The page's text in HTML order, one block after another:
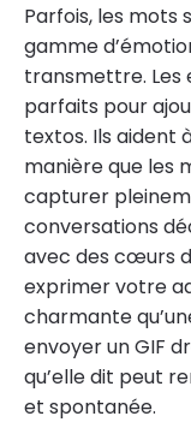
Parfois, les mots
gamme
transmettre. Les
parfaits pour
textos. Ils aident
manière que les
capturer
conversations
avec des cœurs
exprimer votre
charmante
envoyer un GIF
qu’elle dit peut
et spontanée.